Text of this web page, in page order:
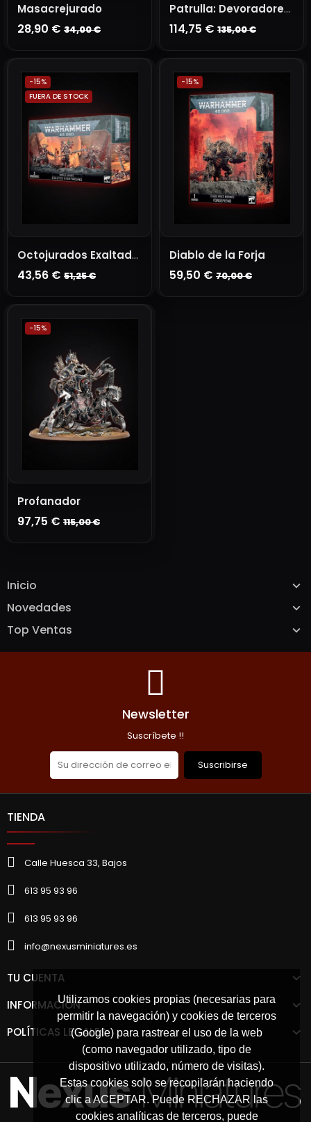
Utilizamos cookies propias (necesarias para
permitir la navegación) y cookies de terceros
(Google) para rastrear el uso de la web
(como navegador utilizado, tipo de
dispositivo utilizado, número de visitas).
Estas cookies solo se recopilarán haciendo
clic a ACEPTAR. Puede RECHAZAR las
cookies analíticas de terceros, puede
Inicio
Novedades
Top Ventas
Masacrejurado
28,90 € 34,00 €
AGOTADO
Patrulla: Devoradores de Mundos
114,75 € 135,00 €
AÑADIR A LA CESTA
-15%
FUERA DE STOCK
Octojurados Exaltados
43,56 € 51,25 €
AGOTADO
-15%
Diablo de la Forja
59,50 € 70,00 €
-15%
Profanador
97,75 € 115,00 €
Newsletter
Suscríbete !!
Suscribirse
TIENDA
Calle Huesca 33, Bajos
613 95 93 96
613 95 93 96
info@nexusminiatures.es
TU CUENTA
INFORMACIÓN
POLÍTICAS LEGALES